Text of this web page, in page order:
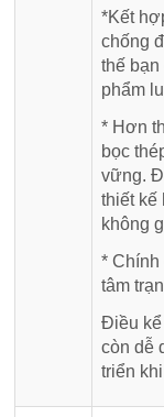
*Kết
chống
thế bạn
phẩm
* Hơn
bọc
vững.
thiết kế
không
*
tâm
Điều
còn dễ
triển